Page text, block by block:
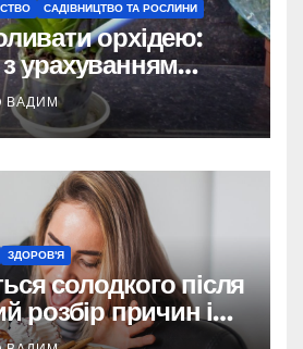
САДІВНИЦТВО ТА РОСЛИНИ
орхідею:
урахуванням
ВАДИМ
ЗДОРОВ'Я
солодкого після
розбір причин і
потяг